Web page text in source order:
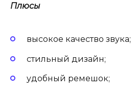
Плюсы
высокое качество звука;
стильный дизайн;
удобный ремешок;